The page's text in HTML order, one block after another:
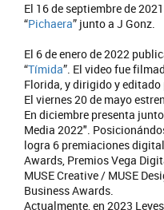
El 16 de septiembre de
“Pichaera” junto a J Gonz.
El 6 de enero de 2022
“Tímida”. El video fue
Florida, y dirigido y
El viernes 20 de mayo
En diciembre presenta
Media 2022".
logra 6 premiaciones
Awards, Premios Vega
MUSE Creative / MUSE
Business Awards.
Actualmente, en 2023